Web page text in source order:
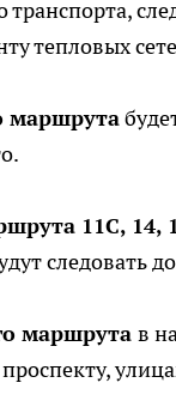
транспорта,
тепловых
маршрута
11С, 14,
следовать
маршрута в